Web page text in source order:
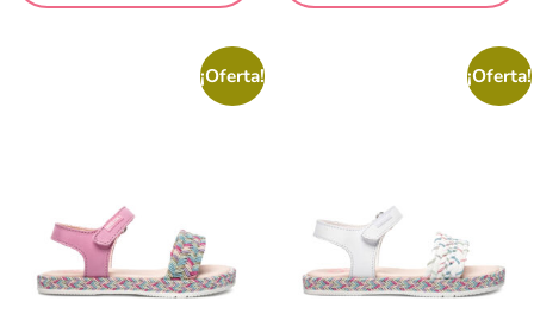
¡Oferta! ¡Oferta!